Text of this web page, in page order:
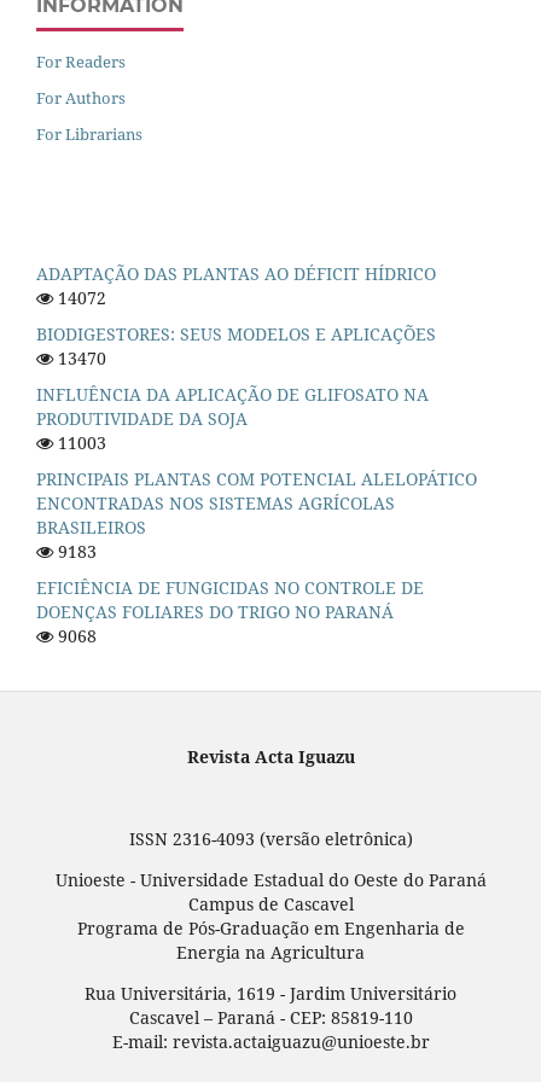
INFORMATION
For Readers
For Authors
For Librarians
ADAPTAÇÃO DAS PLANTAS AO DÉFICIT HÍDRICO
14072
BIODIGESTORES: SEUS MODELOS E APLICAÇÕES
13470
INFLUÊNCIA DA APLICAÇÃO DE GLIFOSATO NA
PRODUTIVIDADE DA SOJA
11003
PRINCIPAIS PLANTAS COM POTENCIAL ALELOPÁTICO
ENCONTRADAS NOS SISTEMAS AGRÍCOLAS
BRASILEIROS
9183
EFICIÊNCIA DE FUNGICIDAS NO CONTROLE DE
DOENÇAS FOLIARES DO TRIGO NO PARANÁ
9068
Revista Acta Iguazu
ISSN 2316-4093 (versão eletrônica)
Unioeste - Universidade Estadual do Oeste do Paraná
Campus de Cascavel
Programa de Pós-Graduação em Engenharia de
Energia na Agricultura
Rua Universitária, 1619 - Jardim Universitário
Cascavel – Paraná - CEP: 85819-110
E-mail: revista.actaiguazu@unioeste.br